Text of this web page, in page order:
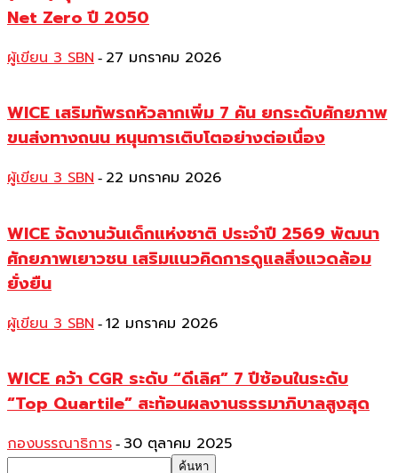
Net Zero ปี 2050
ผู้เขียน 3 SBN - 27 มกราคม 2026
WICE เสริมทัพรถหัวลากเพิ่ม 7 คัน ยกระดับศักยภาพ
ขนส่งทางถนน หนุนการเติบโตอย่างต่อเนื่อง
ผู้เขียน 3 SBN - 22 มกราคม 2026
WICE จัดงานวันเด็กแห่งชาติ ประจำปี 2569 พัฒนา
ศักยภาพเยาวชน เสริมแนวคิดการดูแลสิ่งแวดล้อม
ยั่งยืน
ผู้เขียน 3 SBN - 12 มกราคม 2026
WICE คว้า CGR ระดับ “ดีเลิศ” 7 ปีซ้อนในระดับ
“Top Quartile” สะท้อนผลงานธรรมาภิบาลสูงสุด
กองบรรณาธิการ - 30 ตุลาคม 2025